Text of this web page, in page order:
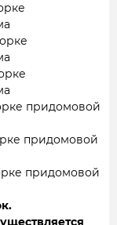
придомовой
придомовой
придомовой